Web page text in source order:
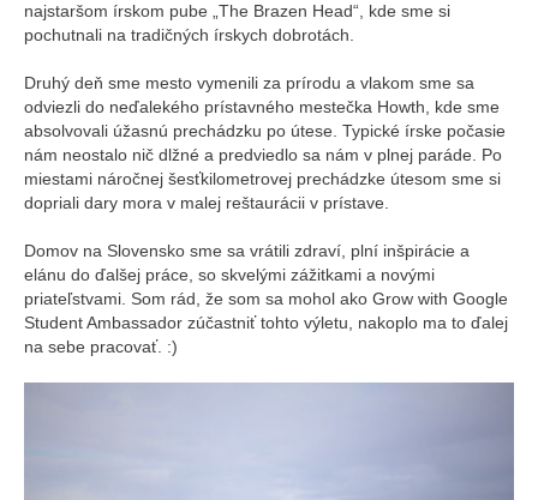
najstaršom írskom pube „The Brazen Head“, kde sme si
pochutnali na tradičných írskych dobrotách.
Druhý deň sme mesto vymenili za prírodu a vlakom sme sa
odviezli do neďalekého prístavného mestečka Howth, kde sme
absolvovali úžasnú prechádzku po útese. Typické írske počasie
nám neostalo nič dlžné a predviedlo sa nám v plnej paráde. Po
miestami náročnej šesťkilometrovej prechádzke útesom sme si
dopriali dary mora v malej reštaurácii v prístave.
Domov na Slovensko sme sa vrátili zdraví, plní inšpirácie a
elánu do ďalšej práce, so skvelými zážitkami a novými
priateľstvami. Som rád, že som sa mohol ako Grow with Google
Student Ambassador zúčastniť tohto výletu, nakoplo ma to ďalej
na sebe pracovať. :)